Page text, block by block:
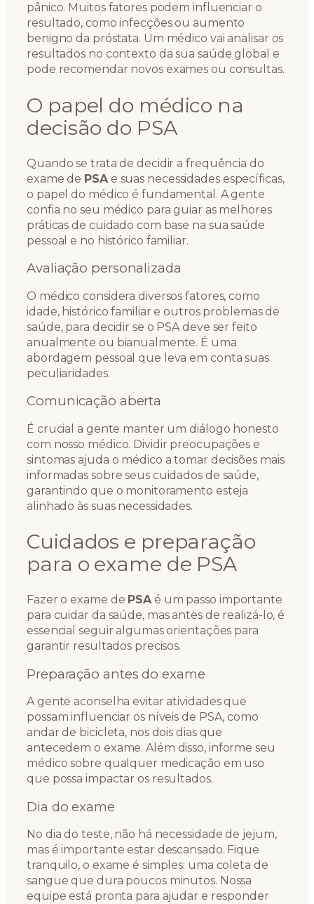
pânico. Muitos fatores podem influenciar o
resultado, como infecções ou aumento
benigno da próstata. Um médico vai analisar os
resultados no contexto da sua saúde global e
pode recomendar novos exames ou consultas.
O papel do médico na
decisão do PSA
Quando se trata de decidir a frequência do
exame de PSAe suas necessidades específicas,
o papel do médico é fundamental. A gente
confia no seu médico para guiar as melhores
práticas de cuidado com base na sua saúde
pessoal e no histórico familiar.
Avaliação personalizada
O médico considera diversos fatores, como
idade, histórico familiar e outros problemas de
saúde, para decidir se o PSA deve ser feito
anualmente ou bianualmente. É uma
abordagem pessoal que leva em conta suas
peculiaridades.
Comunicação aberta
É crucial a gente manter um diálogo honesto
com nosso médico. Dividir preocupações e
sintomas ajuda o médico a tomar decisões mais
informadas sobre seus cuidados de saúde,
garantindo que o monitoramento esteja
alinhado às suas necessidades.
Cuidados e preparação
para o exame de PSA
Fazer o exame de PSAé um passo importante
para cuidar da saúde, mas antes de realizá-lo, é
essencial seguir algumas orientações para
garantir resultados precisos.
Preparação antes do exame
A gente aconselha evitar atividades que
possam influenciar os níveis de PSA, como
andar de bicicleta, nos dois dias que
antecedem o exame. Além disso, informe seu
médico sobre qualquer medicação em uso
que possa impactar os resultados.
Dia do exame
No dia do teste, não há necessidade de jejum,
mas é importante estar descansado. Fique
tranquilo, o exame é simples: uma coleta de
sangue que dura poucos minutos. Nossa
equipe está pronta para ajudar e responder